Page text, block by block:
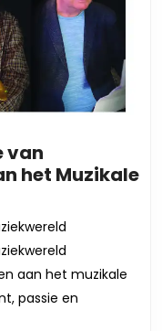
van
het Muzikale
aan het muzikale
passie en